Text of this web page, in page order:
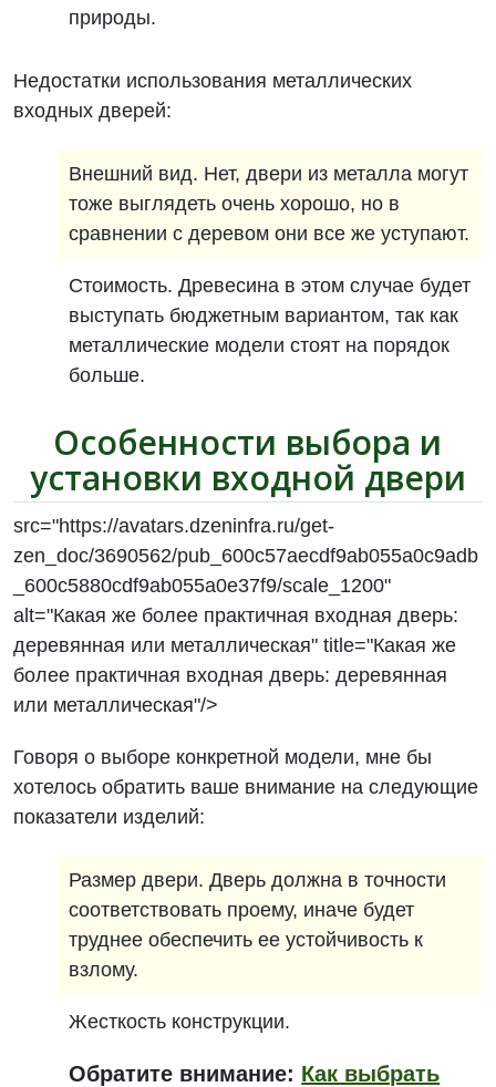
природы.
Недостатки использования металлических
входных дверей:
Внешний вид. Нет, двери из металла могут
тоже выглядеть очень хорошо, но в
сравнении с деревом они все же уступают.
Стоимость. Древесина в этом случае будет
выступать бюджетным вариантом, так как
металлические модели стоят на порядок
больше.
Особенности выбора и
установки входной двери
src="https://avatars.dzeninfra.ru/get-
zen_doc/3690562/pub_600c57aecdf9ab055a0c9adb
_600c5880cdf9ab055a0e37f9/scale_1200"
alt="Какая же более практичная входная дверь:
деревянная или металлическая" title="Какая же
более практичная входная дверь: деревянная
или металлическая"/>
Говоря о выборе конкретной модели, мне бы
хотелось обратить ваше внимание на следующие
показатели изделий:
Размер двери. Дверь должна в точности
соответствовать проему, иначе будет
труднее обеспечить ее устойчивость к
взлому.
Жесткость конструкции.
Обратите внимание: Как выбрать